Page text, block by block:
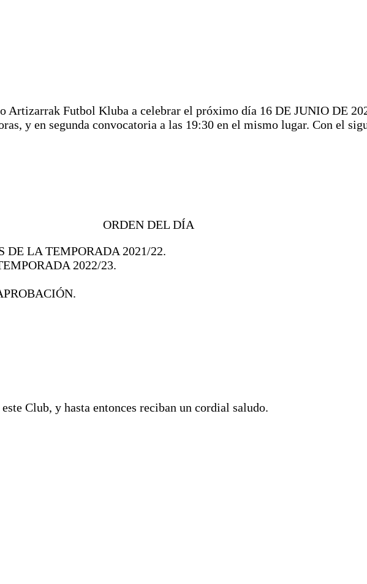
Artizarrak Futbol Kluba a celebrar el próximo día 16 DE JUNIO DE
y en segunda convocatoria a las 19:30 en el mismo lugar. Con el
ORDEN DEL DÍA
DE LA TEMPORADA 2021/22.
2022/23.
Club, y hasta entonces reciban un cordial saludo.